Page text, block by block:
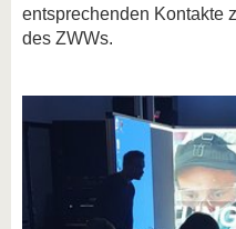
entsprechenden Kontakte
des ZWWs.